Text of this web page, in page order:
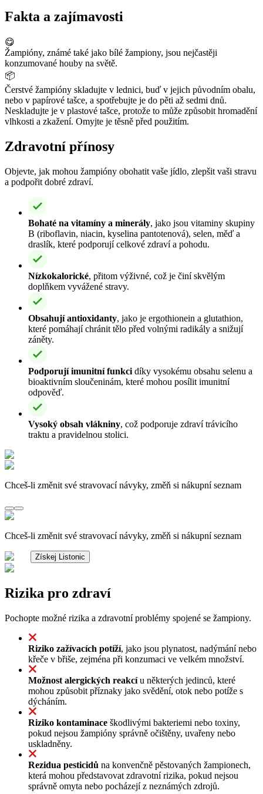
Fakta a zajímavosti
😋
Žampióny, známé také jako bílé žampiony, jsou nejčastěji
konzumované houby na světě.
📦
Čerstvé žampióny skladujte v lednici, buď v jejich původním obalu,
nebo v papírové tašce, a spotřebujte je do pěti až sedmi dnů.
Neskladujte je v plastové tašce, protože to může způsobit hromadění
vlhkosti a zkažení. Omyjte je těsně před použitím.
Zdravotní přínosy
Objevte, jak mohou žampióny obohatit vaše jídlo, zlepšit vaši stravu
a podpořit dobré zdraví.
Bohaté na vitamíny a minerály, jako jsou vitaminy skupiny
B (riboflavin, niacin, kyselina pantotenová), selen, měď a
draslík, které podporují celkové zdraví a pohodu.
Nízkokalorické, přitom výživné, což je činí skvělým
doplňkem vyvážené stravy.
Obsahují antioxidanty, jako je ergothionein a glutathion,
které pomáhají chránit tělo před volnými radikály a snižují
záněty.
Podporují imunitní funkci díky vysokému obsahu selenu a
bioaktivním sloučeninám, které mohou posílit imunitní
odpověď.
Vysoký obsah vlákniny, což podporuje zdraví trávicího
traktu a pravidelnou stolici.
Chceš-li změnit své stravovací návyky, změň si nákupní seznam
Chceš-li změnit své stravovací návyky, změň si nákupní seznam
Získej Listonic
Rizika pro zdraví
Pochopte možné rizika a zdravotní problémy spojené se žampiony.
Riziko zažívacích potíží, jako jsou plynatost, nadýmání nebo
křeče v břiše, zejména při konzumaci ve velkém množství.
Možnost alergických reakcíu některých jedinců, které
mohou způsobit příznaky jako svědění, otok nebo potíže s
dýcháním.
Riziko kontaminace škodlivými bakteriemi nebo toxiny,
pokud nejsou žampióny správně očištěny, uvařeny nebo
uskladněny.
Rezidua pesticidů na konvenčně pěstovaných žampionech,
která mohou představovat zdravotní rizika, pokud nejsou
správně omyta nebo pocházejí z neznámých zdrojů.